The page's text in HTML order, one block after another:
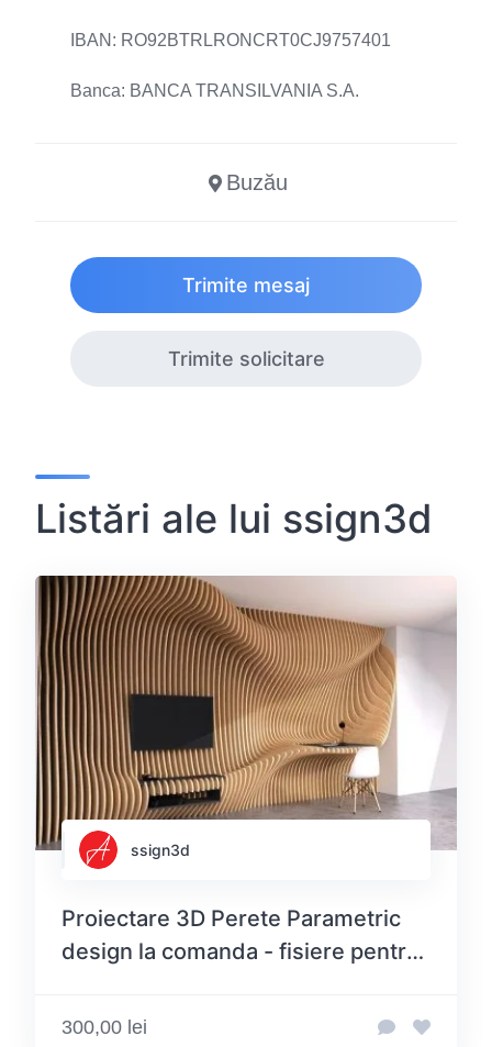
IBAN: RO92BTRLRONCRT0CJ9757401
Banca: BANCA TRANSILVANIA S.A.
Buzău
Trimite mesaj
Trimite solicitare
Listări ale lui ssign3d
ssign3d
Proiectare 3D Perete Parametric
design la comanda - fisiere pentru
300,00 lei